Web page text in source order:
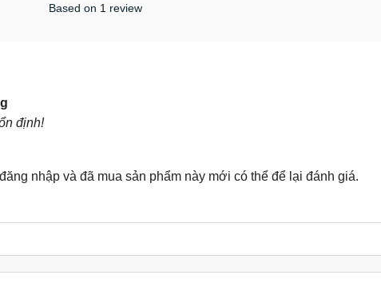
Based on 1 review
định!
nhập và đã mua sản phẩm này mới có thể để lại đánh giá.